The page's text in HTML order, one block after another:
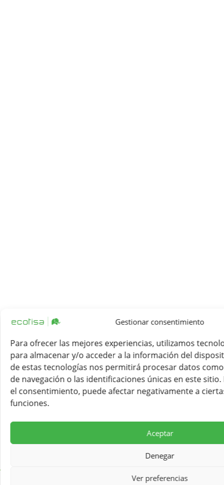
Gestionar consentimiento
Para ofrecer las mejores experiencias, utilizamos
para almacenar y/o acceder a la información del
de estas tecnologías nos permitirá procesar datos
de navegación o las identificaciones únicas en este
el consentimiento, puede afectar negativamente a
funciones.
Aceptar
Denegar
Ver preferencias